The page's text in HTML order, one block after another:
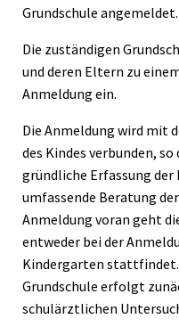
Grundschule angemeldet.
Die zuständigen
und deren Eltern zu
Anmeldung ein.
Die Anmeldung wird mit
des Kindes verbunden,
gründliche Erfassung der
umfassende Beratung
Anmeldung voran geht
entweder bei der
Kindergarten stattfindet.
Grundschule erfolgt
schulärztlichen